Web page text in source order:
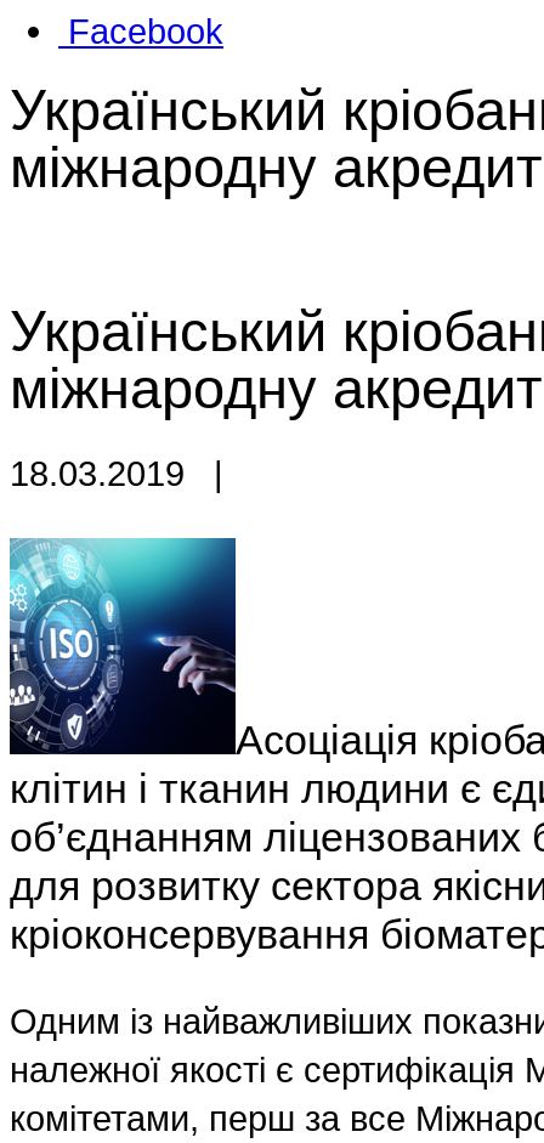
Facebook
Український
міжнародну
Український
міжнародну
18.03.2019 |
Асоціація
клітин і тканин людини є
об’єднанням ліцензованих
для розвитку сектора
кріоконсервування
Одним із найважливіших
належної якості є
комітетами, перш за все